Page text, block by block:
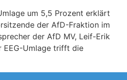
um 5,5 Prozent erklärt
der AfD-Fraktion im
der AfD MV, Leif-Erik
EEG-Umlage trifft die